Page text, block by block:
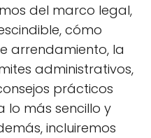
del marco legal,
cómo
arrendamiento, la
administrativos,
prácticos
lo más sencillo y
incluiremos